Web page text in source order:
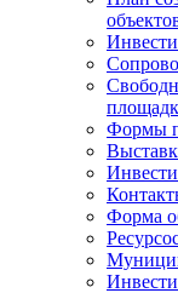
Формы
Форма